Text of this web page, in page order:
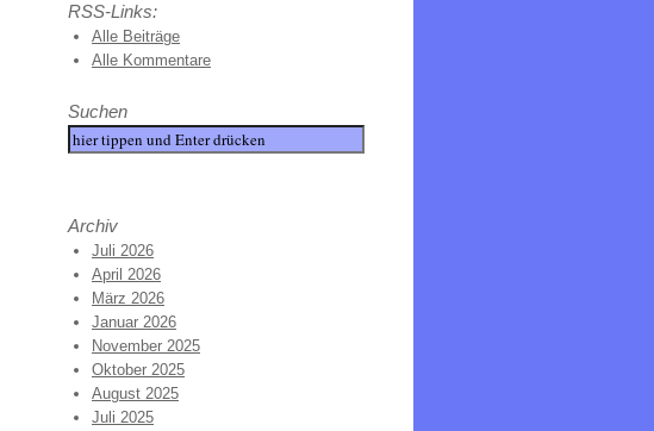
RSS-Links:
Alle Beiträge
Alle Kommentare
Suchen
Archiv
Juli 2026
April 2026
März 2026
Januar 2026
November 2025
Oktober 2025
August 2025
Juli 2025